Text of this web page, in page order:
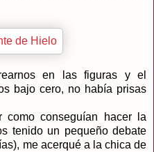
en las figuras y el
bajo cero, no había prisas
como conseguían hacer la
tenido un pequeño debate
me acerqué a la chica de